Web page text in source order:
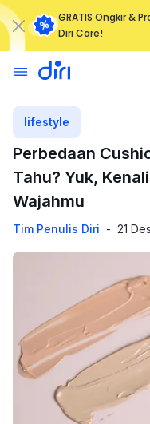
GRATIS Ongkir &
Diri Care!
lifestyle
Perbedaan
Tahu? Yuk,
Wajahmu
Tim Penulis Diri - 21